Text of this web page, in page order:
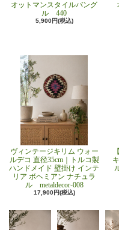
オットマンスタイルバング
ル 440
5,900円(税込)
ヴィンテージキリム ウォー
ルデコ 直径35cm｜トルコ製
ハンドメイド 壁掛け インテ
リア ボヘミアン ナチュラ
ル metaldecor-008
17,900円(税込)